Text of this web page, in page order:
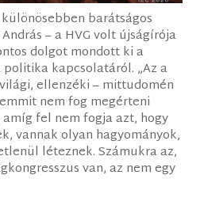
barátságos
– a HVG volt újságírója
dolgot mondott ki a
kapcsolatáról. „Az a
ellenzéki – mittudomén
nem fog megérteni
fel nem fogja azt, hogy
vannak olyan hagyományok,
léteznek. Számukra az,
van, az nem egy